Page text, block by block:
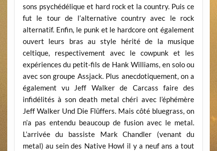
sons psychédélique et hard rock et la country. Puis ce
fut le tour de l’alternative country avec le rock
alternatif. Enfin, le punk et le hardcore ont également
ouvert leurs bras au style hérité de la musique
celtique, respectivement avec le cowpunk et les
expériences du petit-fils de Hank Williams, en solo ou
avec son groupe Assjack. Plus anecdotiquement, on a
également vu Jeff Walker de Carcass faire des
infidélités à son death metal chéri avec l’éphémère
Jeff Walker Und Die Flüffers. Mais côté bluegrass, on
n’a pas entendu beaucoup de fusion avec le metal.
L’arrivée du bassiste Mark Chandler (venant du
metal) au sein des Native Howl il y a neuf ans a tout